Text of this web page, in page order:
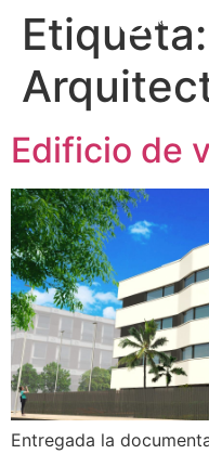
Etiqueta:
Edificio de
Entregada la